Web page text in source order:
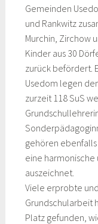
Gemeinden
und Rankwitz
Murchin, Zirchow
Kinder aus 30
zurück befördert.
Usedom legen
zurzeit 118 SuS
gehören ebenfalls
eine
auszeichnet.
Viele erprobte
Grundschularbeit
Platz gefunden,